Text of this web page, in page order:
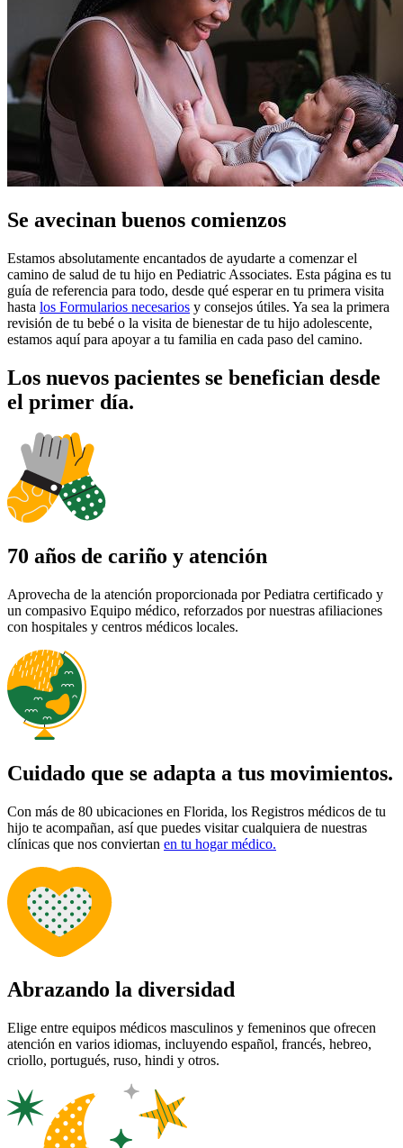
Se avecinan buenos comienzos
Estamos absolutamente encantados de ayudarte a comenzar el
camino de salud de tu hijo en Pediatric Associates. Esta página es tu
guía de referencia para todo, desde qué esperar en tu primera visita
hasta los Formularios necesarios y consejos útiles. Ya sea la primera
revisión de tu bebé o la visita de bienestar de tu hijo adolescente,
estamos aquí para apoyar a tu familia en cada paso del camino.
Los nuevos pacientes se benefician desde
el primer día.
70 años de cariño y atención
Aprovecha de la atención proporcionada por Pediatra certificado y
un compasivo Equipo médico, reforzados por nuestras afiliaciones
con hospitales y centros médicos locales.
Cuidado que se adapta a tus movimientos.
Con más de 80 ubicaciones en Florida, los Registros médicos de tu
hijo te acompañan, así que puedes visitar cualquiera de nuestras
clínicas que nos conviertan en tu hogar médico.
Abrazando la diversidad
Elige entre equipos médicos masculinos y femeninos que ofrecen
atención en varios idiomas, incluyendo español, francés, hebreo,
criollo, portugués, ruso, hindi y otros.